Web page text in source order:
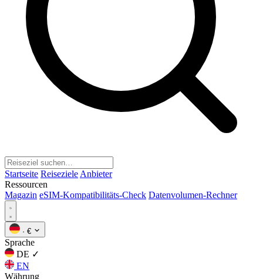
Startseite Reiseziele Anbieter
Ressourcen
Magazin eSIM-Kompatibilitäts-Check Datenvolumen-Rechner
· €
Sprache
DE ✓
EN
Währung